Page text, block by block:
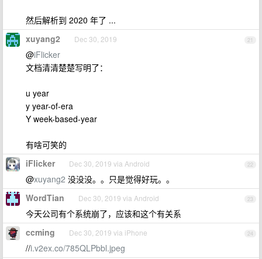
然后解析到 2020 年了 ...
21
xuyang2 Dec 30, 2019
@iFlicker
文档清清楚楚写明了：
u year
y year-of-era
Y week-based-year
有啥可笑的
22
iFlicker Dec 30, 2019 via Android
@xuyang2 没没没。。只是觉得好玩。。
23
WordTian Dec 30, 2019 via Android
今天公司有个系统崩了，应该和这个有关系
24
ccming Dec 30, 2019 via iPhone
//i.v2ex.co/785QLPbbl.jpeg